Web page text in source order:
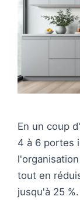
En un coup
4 à 6 portes
tout en
jusqu'à 25